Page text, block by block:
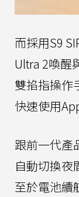
而採用S9
Ultra 2喚醒
雙掐指操作
快速使用
跟前一代產
自動切換夜
至於電池續